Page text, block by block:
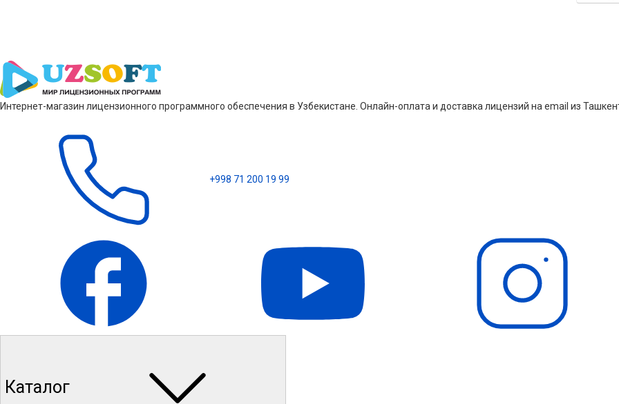
Интернет-магазин лицензионного программного обеспечения в Узбекистане. Онлайн-оплата и доставка лицензий на email из
+998 71 200 19 99
Каталог